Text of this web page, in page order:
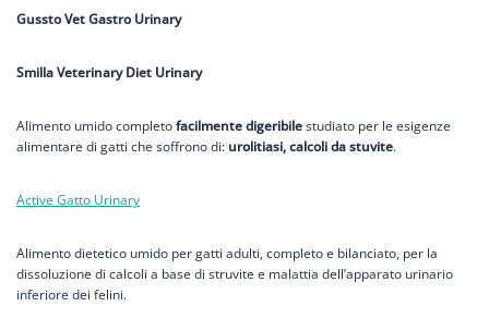
Gussto Vet Gastro Urinary
Smilla Veterinary Diet Urinary
Alimento umido completofacilmente digeribilestudiato per le esigenze
alimentare di gatti che soffrono di: urolitiasi, calcoli da stuvite.
Active Gatto Urinary
Alimento dietetico umido per gatti adulti, completo e bilanciato, per la
dissoluzione di calcoli a base di struvite e malattia dell’apparato urinario
inferiore dei felini.